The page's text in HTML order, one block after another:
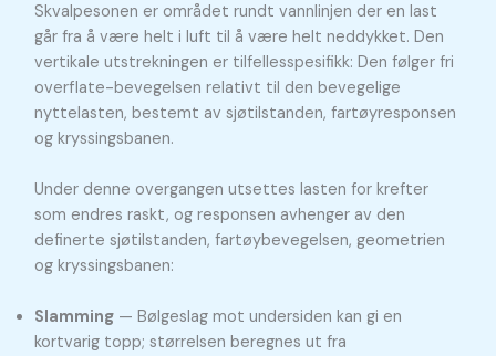
Skvalpesonen er området rundt vannlinjen der en last
går fra å være helt i luft til å være helt neddykket. Den
vertikale utstrekningen er tilfellesspesifikk: Den følger fri
overflate-bevegelsen relativt til den bevegelige
nyttelasten, bestemt av sjøtilstanden, fartøyresponsen
og kryssingsbanen.
Under denne overgangen utsettes lasten for krefter
som endres raskt, og responsen avhenger av den
definerte sjøtilstanden, fartøybevegelsen, geometrien
og kryssingsbanen:
Slamming — Bølgeslag mot undersiden kan gi en
kortvarig topp; størrelsen beregnes ut fra